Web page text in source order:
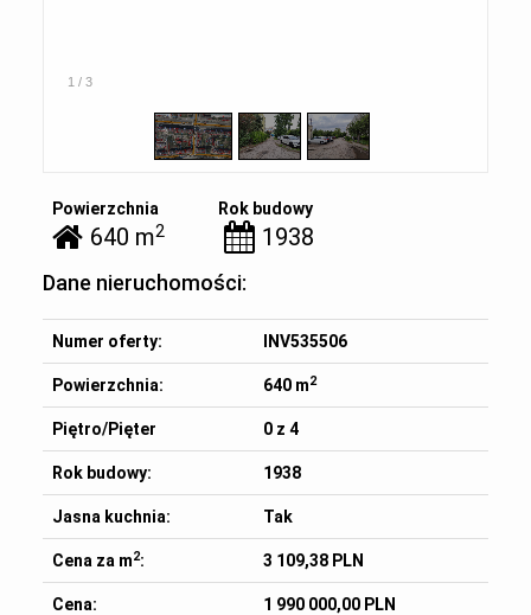
1 / 3
Powierzchnia
640 m2
Rok budowy
1938
Dane nieruchomości:
Numer oferty: INV535506
Powierzchnia: 640 m2
Piętro/Pięter 0 z 4
Rok budowy: 1938
Jasna kuchnia: Tak
Cena za m2: 3 109,38 PLN
Cena: 1 990 000,00 PLN